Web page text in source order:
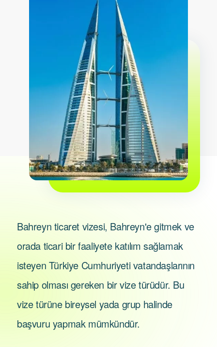
Bahreyn ticaret vizesi, Bahreyn'e gitmek ve
orada ticari bir faaliyete katılım sağlamak
isteyen Türkiye Cumhuriyeti vatandaşlarının
sahip olması gereken bir vize türüdür. Bu
vize türüne bireysel yada grup halinde
başvuru yapmak mümkündür.